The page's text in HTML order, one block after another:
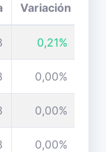
Variación
0,21%
0,00%
0,00%
0,00%